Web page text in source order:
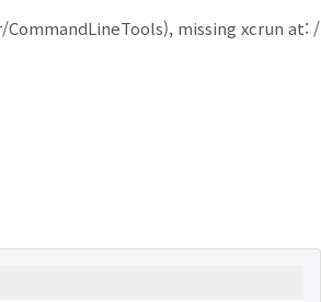
missing xcrun at: /